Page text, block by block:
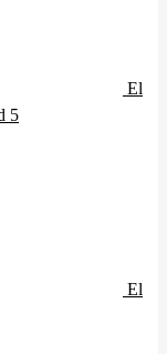
El
5
El